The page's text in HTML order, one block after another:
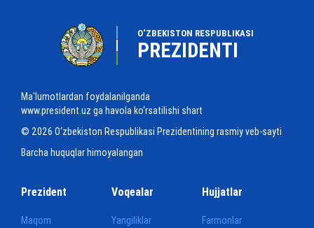
O‘ZBEKISTON RESPUBLIKASI
PREZIDENTI
Ma'lumotlardan foydalanilganda
www.president.uz ga havola ko‘rsatilishi shart
© 2026 O‘zbekiston Respublikasi Prezidentining rasmiy veb-sayti
Barcha huquqlar himoyalangan
Prezident
Maqom
Voqealar
Yangiliklar
Hujjatlar
Farmonlar